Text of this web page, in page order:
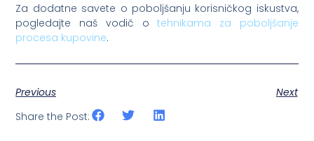
Za dodatne savete o poboljšanju korisničkog iskustva,
pogledajte naš vodič otehnikama za poboljšanje
procesa kupovine.
Previous
Next
Share the Post: